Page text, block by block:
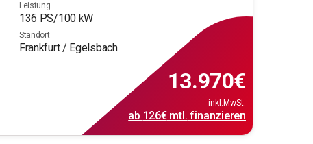
Leistung
136 PS/100 kW
Standort
Frankfurt / Egelsbach
13.970€
inkl.MwSt.
ab 126€mtl. finanzieren